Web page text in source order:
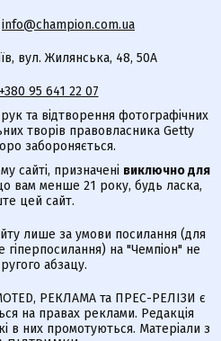
info@champion.com.ua
вул. Жилянська, 48, 50А
+380 95 641 22 07
та відтворення фотографічних
творів правовласника Getty
забороняється.
сайті, призначені виключно для
вам менше 21 року, будь ласка,
цей сайт.
лише за умови посилання (для
гіперпосилання) на "Чемпіон" не
абзацу.
РЕКЛАМА та ПРЕС-РЕЛІЗИ є
на правах реклами. Редакція
в них промотуються. Матеріали з